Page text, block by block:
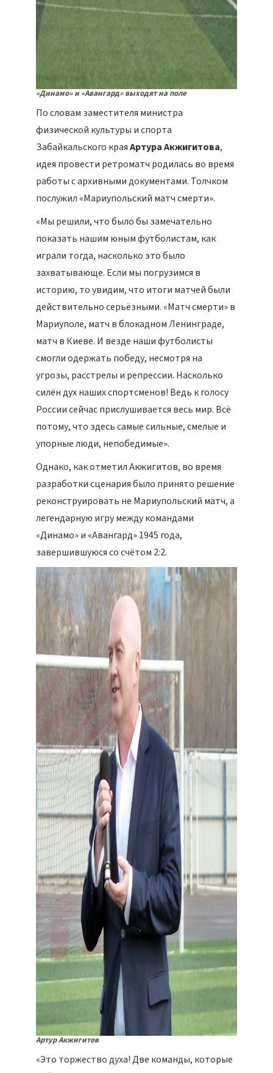
«Динамо» и «Авангард» выходят на поле
По словам заместителя министра
физической культуры и спорта
Забайкальского краяАртура Акжигитова,
идея провести ретроматч родилась во время
работы с архивными документами. Толчком
послужил «Мариупольский матч смерти».
«Мы решили, что было бы замечательно
показать нашим юным футболистам, как
играли тогда, насколько это было
захватывающе. Если мы погрузимся в
историю, то увидим, что итоги матчей были
действительно серьёзными. «Матч смерти» в
Мариуполе, матч в блокадном Ленинграде,
матч в Киеве. И везде наши футболисты
смогли одержать победу, несмотря на
угрозы, расстрелы и репрессии. Насколько
силён дух наших спортсменов! Ведь к голосу
России сейчас прислушивается весь мир. Всё
потому, что здесь самые сильные, смелые и
упорные люди, непобедимые».
Однако, как отметил Акжигитов, во время
разработки сценария было принято решение
реконструировать не Мариупольский матч, а
легендарную игру между командами
«Динамо» и «Авангард» 1945 года,
завершившуюся со счётом 2:2.
Артур Акжигитов
«Это торжество духа! Две команды, которые